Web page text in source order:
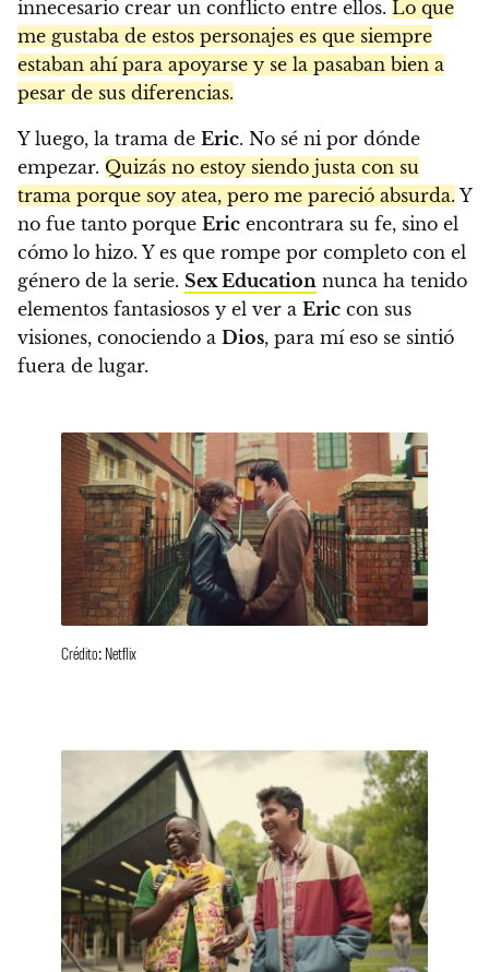
innecesario crear un conflicto entre ellos. Lo que
me gustaba de estos personajes es que siempre
estaban ahí para apoyarse y se la pasaban bien a
pesar de sus diferencias.
Y luego, la trama de Eric. No sé ni por dónde
empezar. Quizás no estoy siendo justa con su
trama porque soy atea, pero me pareció absurda. Y
no fue tanto porque Eric encontrara su fe, sino el
cómo lo hizo. Y es que rompe por completo con el
género de la serie. Sex Education nunca ha tenido
elementos fantasiosos y el ver a Eric con sus
visiones, conociendo a Dios, para mí eso se sintió
fuera de lugar.
Crédito: Netflix